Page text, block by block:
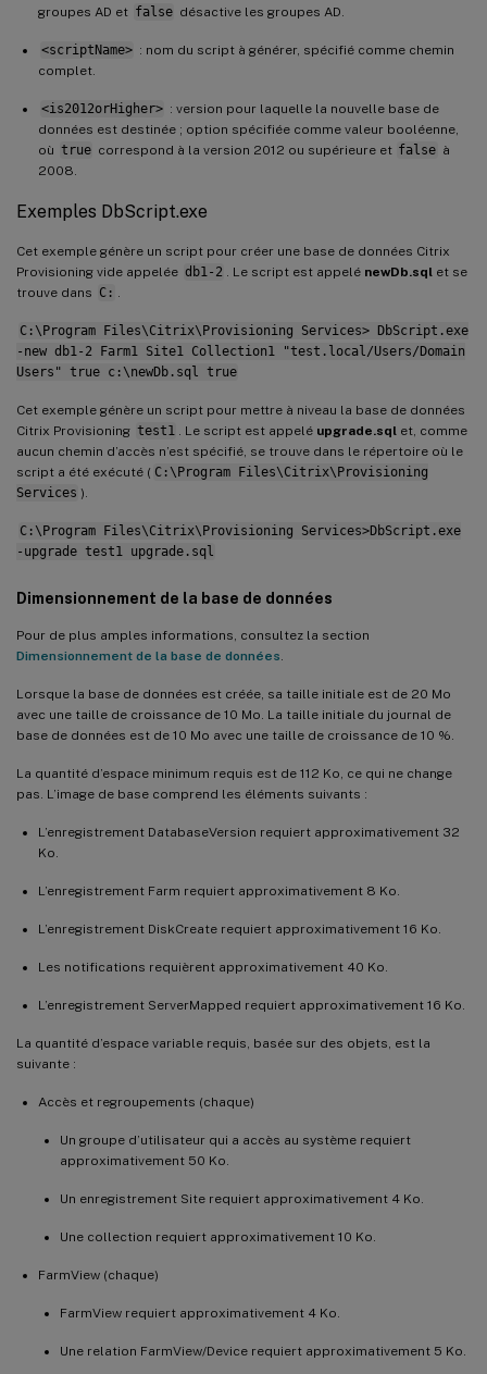
groupes AD et false désactive les groupes AD.
<scriptName> : nom du script à générer, spécifié comme chemin
complet.
<is2012orHigher> : version pour laquelle la nouvelle base de
données est destinée ; option spécifiée comme valeur booléenne,
où true correspond à la version 2012 ou supérieure et false à
2008.
Exemples DbScript.exe
Cet exemple génère un script pour créer une base de données Citrix
Provisioning vide appelée db1-2 . Le script est appelé newDb.sql et se
trouve dans C:
C:\Program Files\Citrix\Provisioning Services> DbScript.exe
-new db1-2 Farm1 Site1 Collection1 "test.local/Users/Domain
Users" true c:\newDb.sql true
Cet exemple génère un script pour mettre à niveau la base de données
Citrix Provisioning test1 . Le script est appelé upgrade.sql et, comme
aucun chemin d’accès n’est spécifié, se trouve dans le répertoire où le
script a été exécuté ( C:\Program Files\Citrix\Provisioning
Services ).
C:\Program Files\Citrix\Provisioning Services>DbScript.exe
-upgrade test1 upgrade.sql
Dimensionnement de la base de données
Pour de plus amples informations, consultez la section
Dimensionnement de la base de données
Lorsque la base de données est créée, sa taille initiale est de 20 Mo
avec une taille de croissance de 10 Mo. La taille initiale du journal de
base de données est de 10 Mo avec une taille de croissance de 10 %.
La quantité d’espace minimum requis est de 112 Ko, ce qui ne change
pas. L’image de base comprend les éléments suivants :
L’enregistrement DatabaseVersion requiert approximativement 32
Ko.
L’enregistrement Farm requiert approximativement 8 Ko.
L’enregistrement DiskCreate requiert approximativement 16 Ko.
Les notifications requièrent approximativement 40 Ko.
L’enregistrement ServerMapped requiert approximativement 16 Ko.
La quantité d’espace variable requis, basée sur des objets, est la
suivante :
Accès et regroupements (chaque)
Un groupe d’utilisateur qui a accès au système requiert
approximativement 50 Ko.
Un enregistrement Site requiert approximativement 4 Ko.
Une collection requiert approximativement 10 Ko.
FarmView (chaque)
FarmView requiert approximativement 4 Ko.
Une relation FarmView/Device requiert approximativement 5 Ko.